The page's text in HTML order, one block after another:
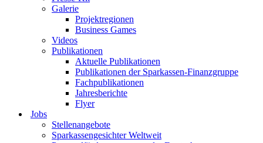
Galerie
Projektregionen
Business Games
Videos
Publikationen
Aktuelle Publikationen
Publikationen der Sparkassen-Finanzgruppe
Fachpublikationen
Jahresberichte
Flyer
Jobs
Stellenangebote
Sparkassengesichter Weltweit